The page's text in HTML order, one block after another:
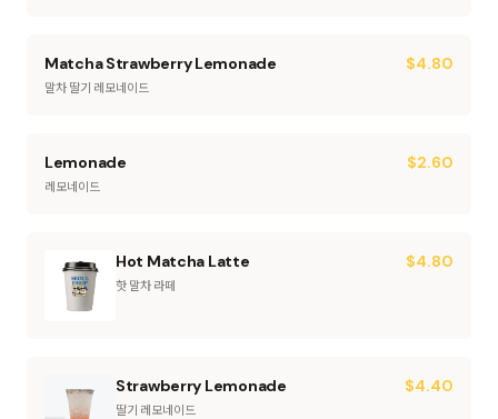
Matcha Strawberry Lemonade
말차 딸기 레모네이드
$4.80
Lemonade
레모네이드
$2.60
Hot Matcha Latte
핫 말차 라떼
$4.80
Strawberry Lemonade
딸기 레모네이드
$4.40